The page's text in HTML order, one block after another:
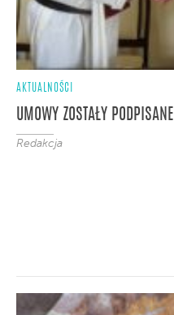
AKTUALNOŚCI
UMOWY ZOSTAŁY PODPISANE
Redakcja